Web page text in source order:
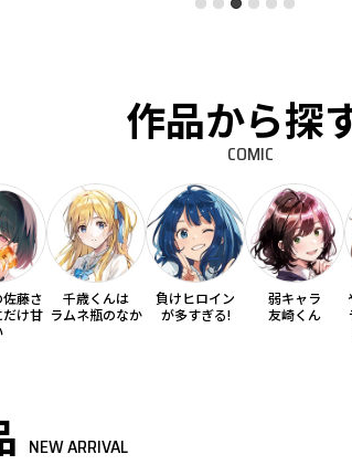
作品から探
COMIC
藤さ
だけ甘
千歳くんは
ラムネ瓶のなか
負けヒロイン
が多すぎる!
弱キャラ
友崎くん
NEW ARRIVAL